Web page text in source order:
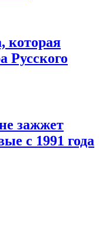
которая
Русского
зажжет
с 1991 года